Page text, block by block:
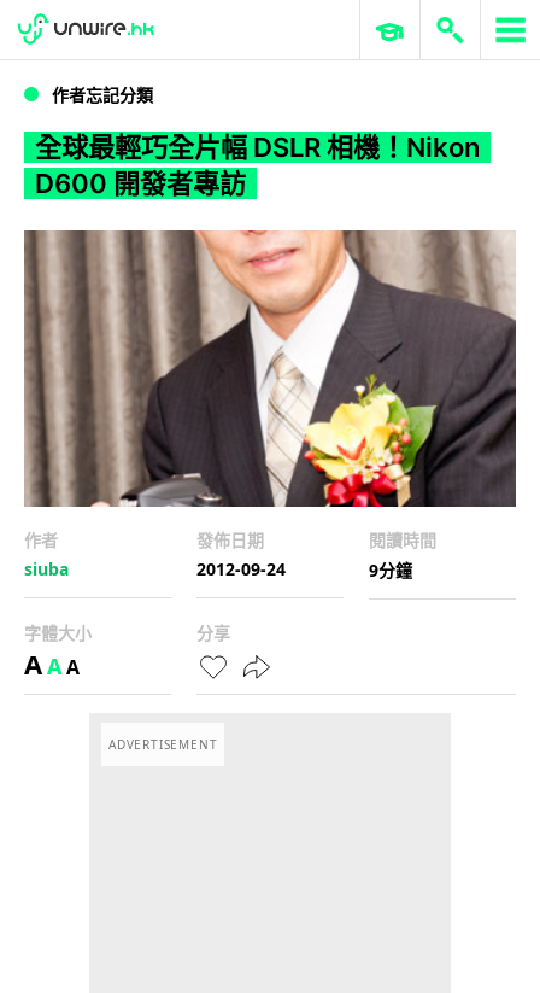
WWDC 2026 ERP 與商業 AI
作者忘記分類
全球最輕巧全片幅 DSLR 相機！Nikon
D600 開發者專訪
作者
siuba
發佈日期
2012-09-24
閱讀時間
9分鐘
字體大小
AAA
分享
ADVERTISEMENT